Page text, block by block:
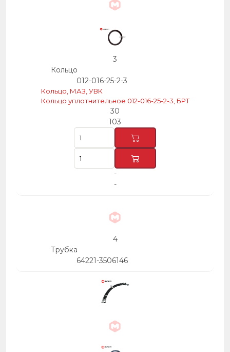
3
Кольцо
012-016-25-2-3
Кольцо, МАЗ, УВК
Кольцо уплотнительное 012-016-25-2-3, БРТ
30
103
-
-
4
Трубка
64221-3506146